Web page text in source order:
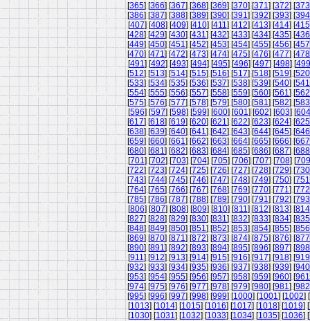
[365] [366] [367] [368] [369] [370] [371] [372] [373
[386] [387] [388] [389] [390] [391] [392] [393] [394
[407] [408] [409] [410] [411] [412] [413] [414] [415
[428] [429] [430] [431] [432] [433] [434] [435] [436
[449] [450] [451] [452] [453] [454] [455] [456] [457
[470] [471] [472] [473] [474] [475] [476] [477] [478
[491] [492] [493] [494] [495] [496] [497] [498] [499
[512] [513] [514] [515] [516] [517] [518] [519] [520
[533] [534] [535] [536] [537] [538] [539] [540] [541
[554] [555] [556] [557] [558] [559] [560] [561] [562
[575] [576] [577] [578] [579] [580] [581] [582] [583
[596] [597] [598] [599] [600] [601] [602] [603] [604
[617] [618] [619] [620] [621] [622] [623] [624] [625
[638] [639] [640] [641] [642] [643] [644] [645] [646
[659] [660] [661] [662] [663] [664] [665] [666] [667
[680] [681] [682] [683] [684] [685] [686] [687] [688
[701] [702] [703] [704] [705] [706] [707] [708] [709
[722] [723] [724] [725] [726] [727] [728] [729] [730
[743] [744] [745] [746] [747] [748] [749] [750] [751
[764] [765] [766] [767] [768] [769] [770] [771] [772
[785] [786] [787] [788] [789] [790] [791] [792] [793
[806] [807] [808] [809] [810] [811] [812] [813] [814
[827] [828] [829] [830] [831] [832] [833] [834] [835
[848] [849] [850] [851] [852] [853] [854] [855] [856
[869] [870] [871] [872] [873] [874] [875] [876] [877
[890] [891] [892] [893] [894] [895] [896] [897] [898
[911] [912] [913] [914] [915] [916] [917] [918] [919
[932] [933] [934] [935] [936] [937] [938] [939] [940
[953] [954] [955] [956] [957] [958] [959] [960] [961
[974] [975] [976] [977] [978] [979] [980] [981] [982
[995] [996] [997] [998] [999] [1000] [1001] [1002] [
[1013] [1014] [1015] [1016] [1017] [1018] [1019] [
[1030] [1031] [1032] [1033] [1034] [1035] [1036] [